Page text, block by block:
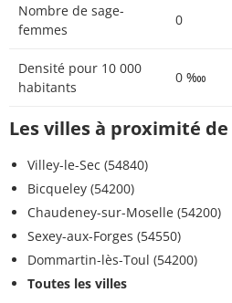
Nombre de sage-
femmes
0
Densité pour 10 000
habitants
0 ‱
Les villes à proximité
Villey-le-Sec (54840)
Bicqueley (54200)
Chaudeney-sur-Moselle (54200)
Sexey-aux-Forges (54550)
Dommartin-lès-Toul (54200)
Toutes les villes